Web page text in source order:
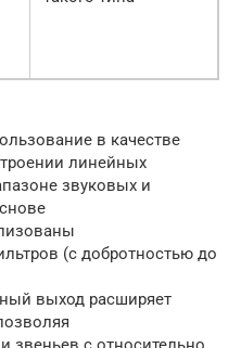
в качестве
линейных
звуковых и
(с добротностью до
выход расширяет